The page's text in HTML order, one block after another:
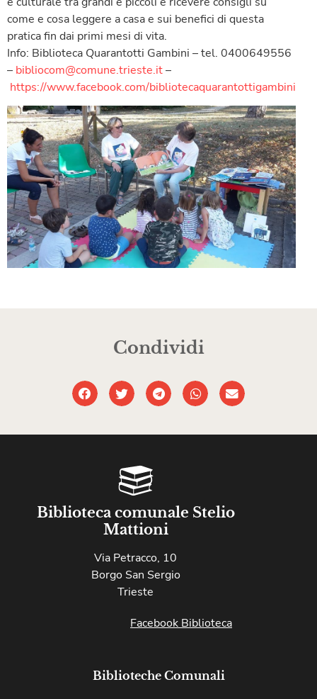
come e cosa leggere a casa e sui benefici di questa
pratica fin dai primi mesi di vita.
Info: Biblioteca Quarantotti Gambini – tel. 0400649556
– bibliocom@comune.trieste.it–
https://www.facebook.com/bibliotecaquarantottigambini
Condividi
Biblioteca comunale Stelio
Mattioni
Via Petracco, 10
Borgo San Sergio
Trieste
Facebook Biblioteca
Biblioteche Comunali